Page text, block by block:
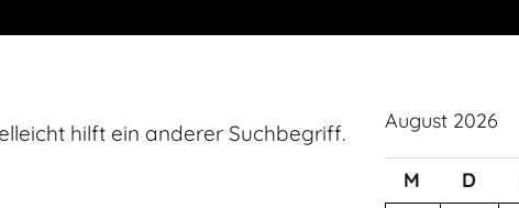
hilft ein anderer Suchbegriff. August 2026
M D